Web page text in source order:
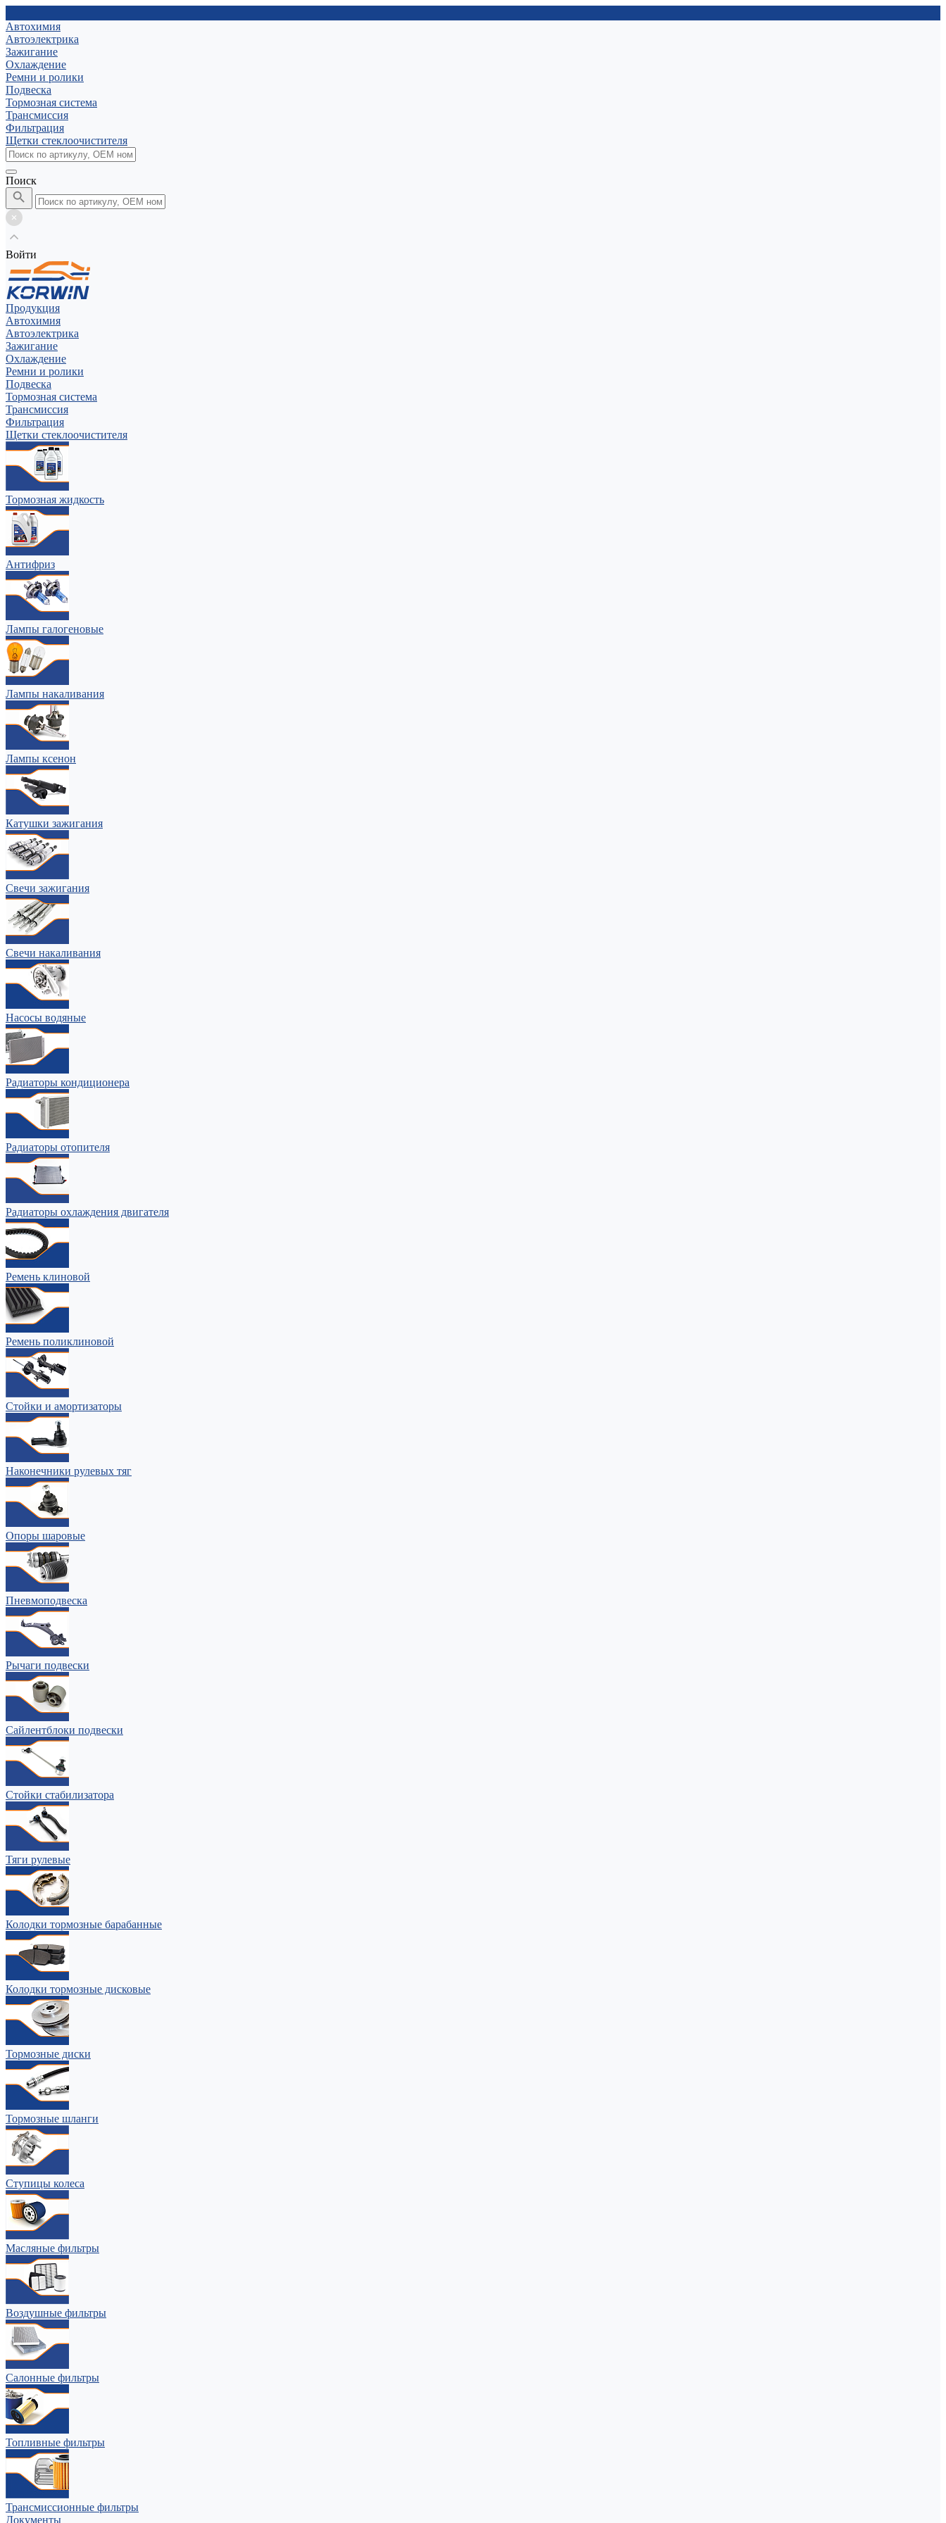
Автохимия
Автоэлектрика
Зажигание
Охлаждение
Ремни и ролики
Подвеска
Тормозная система
Трансмиссия
Фильтрация
Щетки стеклоочистителя
Поиск
Войти
Продукция
Автохимия
Автоэлектрика
Зажигание
Охлаждение
Ремни и ролики
Подвеска
Тормозная система
Трансмиссия
Фильтрация
Щетки стеклоочистителя
Тормозная жидкость
Антифриз
Лампы галогеновые
Лампы накаливания
Лампы ксенон
Катушки зажигания
Свечи зажигания
Свечи накаливания
Насосы водяные
Радиаторы кондиционера
Радиаторы отопителя
Радиаторы охлаждения двигателя
Ремень клиновой
Ремень поликлиновой
Стойки и амортизаторы
Наконечники рулевых тяг
Опоры шаровые
Пневмоподвеска
Рычаги подвески
Сайлентблоки подвески
Стойки стабилизатора
Тяги рулевые
Колодки тормозные барабанные
Колодки тормозные дисковые
Тормозные диски
Тормозные шланги
Ступицы колеса
Масляные фильтры
Воздушные фильтры
Салонные фильтры
Топливные фильтры
Трансмиссионные фильтры
Документы